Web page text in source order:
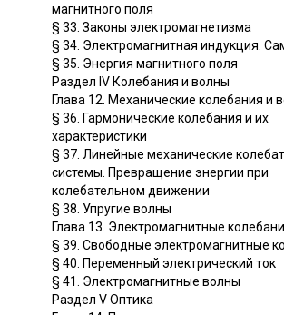
магнитного поля
§ 33. Законы электромагнетизма
§ 34. Электромагнитная индукция.
§ 35. Энергия магнитного поля
Раздел IV Колебания и волны
Глава 12. Механические колебания и
§ 36. Гармонические колебания и их
характеристики
§ 37. Линейные механические
системы. Превращение энергии при
колебательном движении
§ 38. Упругие волны
Глава 13. Электромагнитные
§ 39. Свободные электромагнитные
§ 40. Переменный электрический ток
§ 41. Электромагнитные волны
Раздел V Оптика